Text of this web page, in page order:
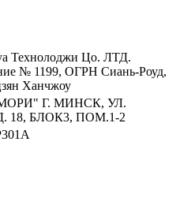
Технолоджи Цо. ЛТД.
№ 1199, ОГРН Сиань-Роуд,
Ханчжоу
Г. МИНСК, УЛ.
18, БЛОК3, ПОМ.1-2